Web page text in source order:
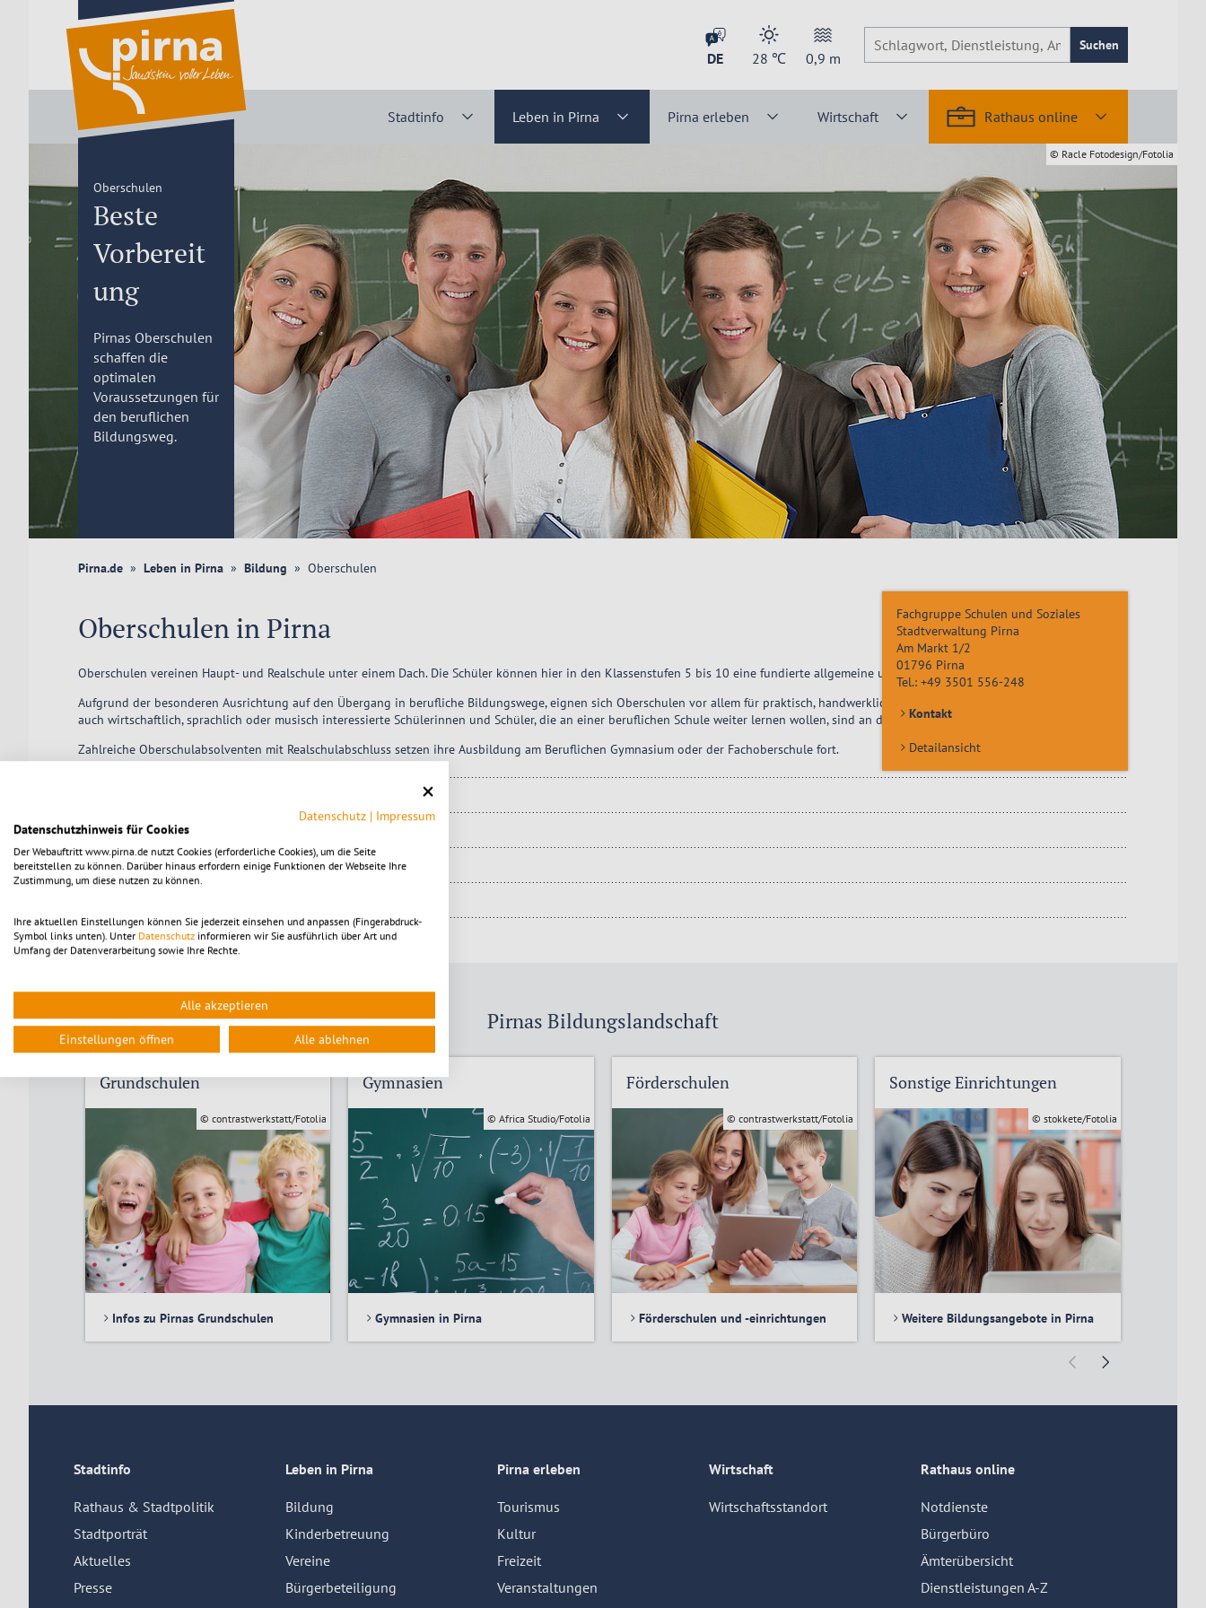
DE 28 ℃ 0,9 m
Suchen
Stadtinfo Leben in Pirna Pirna erleben Wirtschaft Rathaus online
Oberschulen
Beste
Vorbereit
ung
Pirnas Oberschulen
schaffen die
optimalen
Voraussetzungen für
den beruflichen
Bildungsweg.
© Racle Fotodesign/Fotolia
Pirna.de Leben in Pirna Bildung Oberschulen
Oberschulen in Pirna
Oberschulen vereinen Haupt- und Realschule unter einem Dach. Die Schüler können hier in den Klassenstufen 5 bis 10 eine fundierte allgemeine und berufsvorbereitende Bildung erhalten.
Aufgrund der besonderen Ausrichtung auf den Übergang in berufliche Bildungswege, eignen sich Oberschulen vor allem für praktisch, handwerklich oder technisch begabte Jugendliche. Aber
auch wirtschaftlich, sprachlich oder musisch interessierte Schülerinnen und Schüler, die an einer beruflichen Schule weiter lernen wollen, sind an der Oberschule richtig.
Zahlreiche Oberschulabsolventen mit Realschulabschluss setzen ihre Ausbildung am Beruflichen Gymnasium oder der Fachoberschule fort.
Oberschule „Carl Friedrich Gauß“
Oberschule „Johann Heinrich Pestalozzi“
Pirnas Bildungslandschaft
Grundschulen
© contrastwerkstatt/Fotolia
Infos zu Pirnas Grundschulen
Gymnasien
© Africa Studio/Fotolia
Gymnasien in Pirna
Förderschulen
© contrastwerkstatt/Fotolia
Förderschulen und -einrichtungen
Sonstige Einrichtungen
© stokkete/Fotolia
Weitere Bildungsangebote in Pirna
Fachgruppe Schulen und Soziales
Stadtverwaltung Pirna
Am Markt 1/2
01796 Pirna
Tel.:+49 3501 556-248
Kontakt
Detailansicht
Stadtinfo
Rathaus & Stadtpolitik
Stadtporträt
Aktuelles
Presse
Leben in Pirna
Bildung
Kinderbetreuung
Vereine
Bürgerbeteiligung
Pirna erleben
Tourismus
Kultur
Freizeit
Veranstaltungen
Wirtschaft
Wirtschaftsstandort
Rathaus online
Notdienste
Bürgerbüro
Ämterübersicht
Dienstleistungen A-Z
Datenschutz | Impressum
Datenschutzhinweis für Cookies
Der Webauftritt www.pirna.de nutzt Cookies (erforderliche Cookies), um die Seite
bereitstellen zu können. Darüber hinaus erfordern einige Funktionen der Webseite Ihre
Zustimmung, um diese nutzen zu können.
Ihre aktuellen Einstellungen können Sie jederzeit einsehen und anpassen (Fingerabdruck-
Symbol links unten). Unter Datenschutz informieren wir Sie ausführlich über Art und
Umfang der Datenverarbeitung sowie Ihre Rechte.
Alle akzeptieren
Einstellungen öffnen Alle ablehnen